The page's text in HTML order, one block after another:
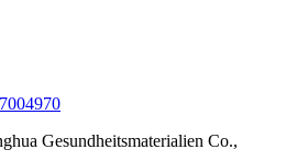
Gesundheitsmaterialien Co.,